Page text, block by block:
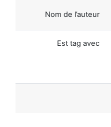
Nom de l’auteur
Est tag avec